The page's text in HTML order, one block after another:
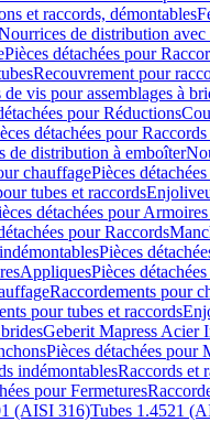
et raccords, démontables
de distribution
Pièces détachées pour
Recouvrement pour
de vis pour assemblages à
pour Réductions
détachées pour
de distribution à emboîter
chauffagePièces
tubes et raccords
détachées pour
pour Raccords
Pièces
AppliquesPièces
Raccordements pour
pour tubes et raccords
Geberit Mapress Acier
Pièces détachées pour
indémontablesRaccords et
pour Fermetures
(AISI 316)Tubes 1.4521